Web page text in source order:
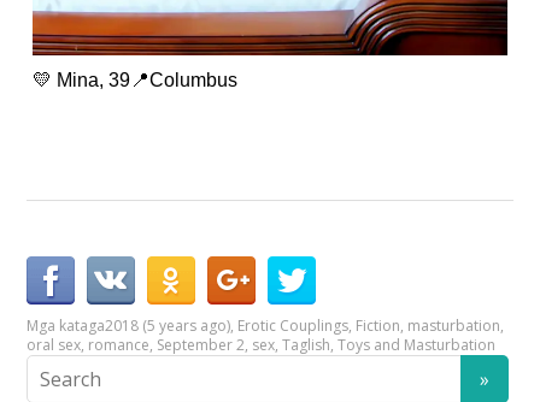
💛 Mina, 39📍Columbus
Mga kataga2018 (5 years ago), Erotic Couplings, Fiction, masturbation,
oral sex, romance, September 2, sex,Taglish,Toys and Masturbation